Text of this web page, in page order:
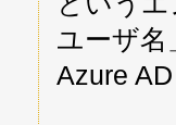
ユーザ
Azure